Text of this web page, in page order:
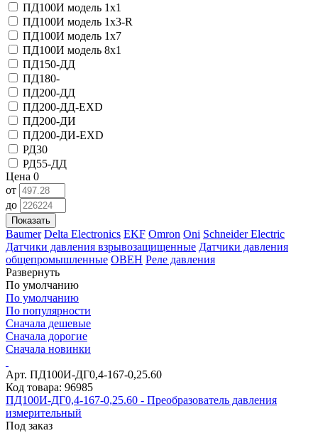
ПД100И модель 1х1
ПД100И модель 1х3-R
ПД100И модель 1х7
ПД100И модель 8х1
ПД150-ДД
ПД180-
ПД200-ДД
ПД200-ДД-EXD
ПД200-ДИ
ПД200-ДИ-EXD
РД30
РД55-ДД
Цена 0
от
до
Показать
Baumer Delta Electronics EKF Omron Oni Schneider Electric
Датчики давления взрывозащищенные Датчики давления
общепромышленные ОВЕН Реле давления
Развернуть
По умолчанию
По умолчанию
По популярности
Сначала дешевые
Сначала дорогие
Сначала новинки
Арт. ПД100И-ДГ0,4-167-0,25.60
Код товара: 96985
ПД100И-ДГ0,4-167-0,25.60 - Преобразователь давления
измерительный
Под заказ